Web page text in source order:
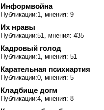
Информвойна
Публикации:1, мнения: 9
Их нравы
Публикации:51, мнения: 435
Кадровый голод
Публикации:1, мнения: 51
Карательная психиартия
Публикации:0, мнения: 5
Кладбище догм
Публикации:4, мнения: 8